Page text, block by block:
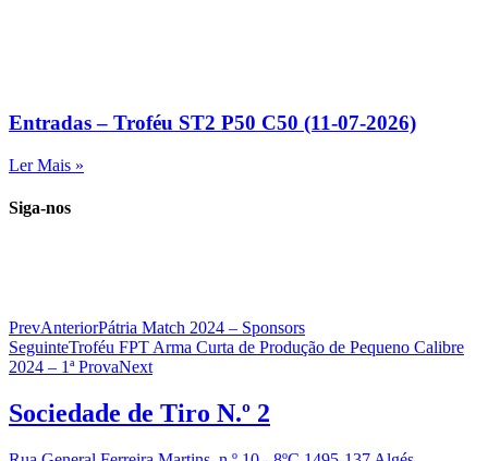
Entradas – Troféu ST2 P50 C50 (11-07-2026)
Ler Mais »
Siga-nos
PrevAnteriorPátria Match 2024 – Sponsors
SeguinteTroféu FPT Arma Curta de Produção de Pequeno Calibre
2024 – 1ª ProvaNext
Sociedade de Tiro N.º 2